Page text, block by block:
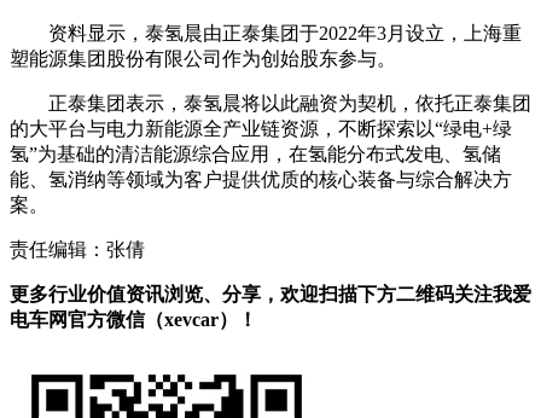
资料显示，泰氢晨由正泰集团于2022年3月设立，上海重
塑能源集团股份有限公司作为创始股东参与。
正泰集团表示，泰氢晨将以此融资为契机，依托正泰集团
的大平台与电力新能源全产业链资源，不断探索以“绿电+绿
氢”为基础的清洁能源综合应用，在氢能分布式发电、氢储
能、氢消纳等领域为客户提供优质的核心装备与综合解决方
案。
责任编辑：张倩
更多行业价值资讯浏览、分享，欢迎扫描下方二维码关注我爱
电车网官方微信（xevcar）！